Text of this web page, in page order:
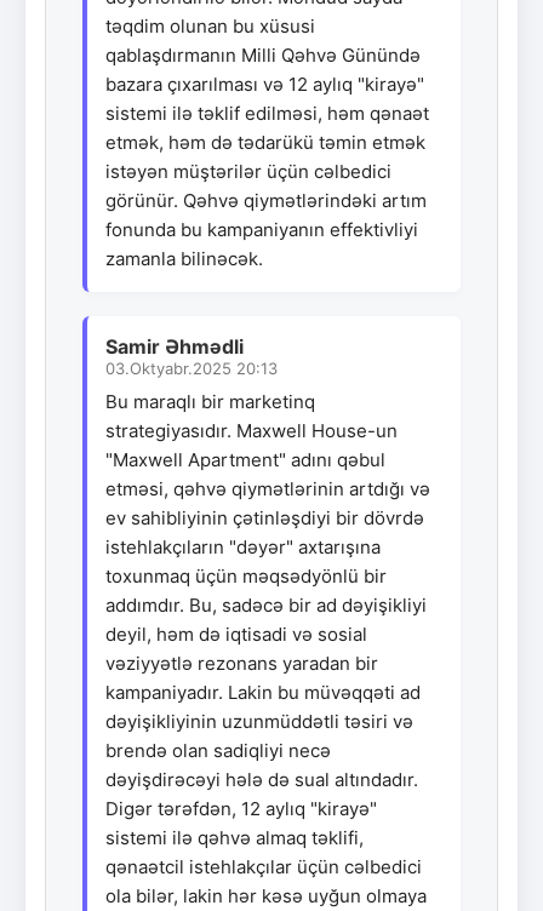
təqdim olunan bu xüsusi
qablaşdırmanın Milli Qəhvə Günündə
bazara çıxarılması və 12 aylıq "kirayə"
sistemi ilə təklif edilməsi, həm qənaət
etmək, həm də tədarükü təmin etmək
istəyən müştərilər üçün cəlbedici
görünür. Qəhvə qiymətlərindəki artım
fonunda bu kampaniyanın effektivliyi
zamanla bilinəcək.
Samir Əhmədli
03.Oktyabr.2025 20:13
Bu maraqlı bir marketinq
strategiyasıdır. Maxwell House-un
"Maxwell Apartment" adını qəbul
etməsi, qəhvə qiymətlərinin artdığı və
ev sahibliyinin çətinləşdiyi bir dövrdə
istehlakçıların "dəyər" axtarışına
toxunmaq üçün məqsədyönlü bir
addımdır. Bu, sadəcə bir ad dəyişikliyi
deyil, həm də iqtisadi və sosial
vəziyyətlə rezonans yaradan bir
kampaniyadır. Lakin bu müvəqqəti ad
dəyişikliyinin uzunmüddətli təsiri və
brendə olan sadiqliyi necə
dəyişdirəcəyi hələ də sual altındadır.
Digər tərəfdən, 12 aylıq "kirayə"
sistemi ilə qəhvə almaq təklifi,
qənaətcil istehlakçılar üçün cəlbedici
ola bilər, lakin hər kəsə uyğun olmaya